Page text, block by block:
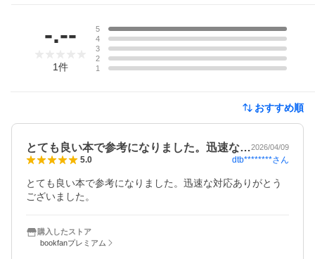
-.--
1件
5
4
3
2
1
おすすめ順
とても良い本で参考になりました。迅速な…2026/04/09
5.0 dtb********さん
とても良い本で参考になりました。迅速な対応ありがとう
ございました。
購入したストア
bookfanプレミアム